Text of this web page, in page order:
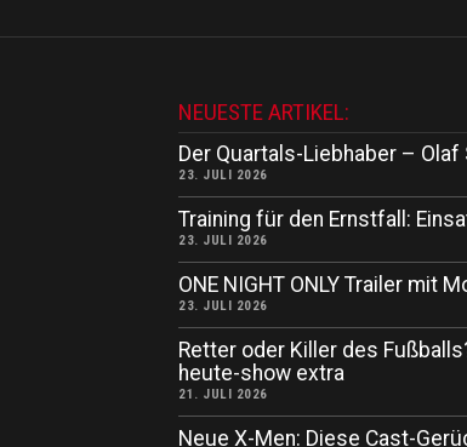
NEUESTE ARTIKEL:
Der Quartals-Liebhaber –
23. JULI 2026
Training für den Ernstfall:
23. JULI 2026
ONE NIGHT ONLY Trailer mit
23. JULI 2026
Retter oder Killer des
heute-show extra
21. JULI 2026
Neue X-Men: Diese Cast-